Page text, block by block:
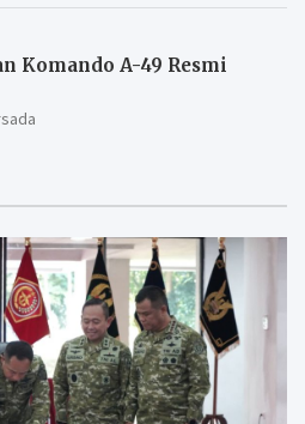
Komando A-49 Resmi